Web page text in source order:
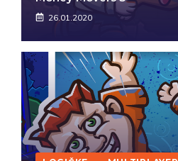
26.01.2020